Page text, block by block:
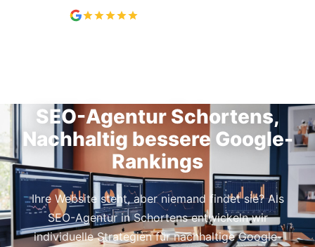
SEO-Agentur Schortens,
Nachhaltig bessere Google-
Rankings
Ihre Website steht, aber niemand findet sie? Als
SEO-Agentur in Schortens entwickeln wir
individuelle Strategien für nachhaltige Google-